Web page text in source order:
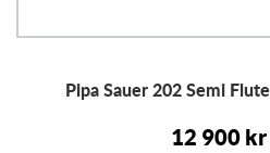
Pipa Sauer 202 Semi
12 900 kr